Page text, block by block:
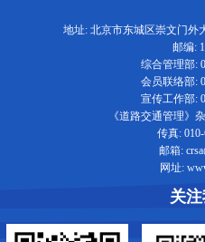
地址: 北京市东城区崇文门外
邮编:
综合管理部:
会员联络部:
宣传工作部:
《道路交通管理》
传真:
邮箱:
网址:
关